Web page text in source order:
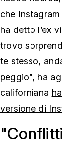
che
ha detto l’ex
trovo
te stesso,
peggio”, ha
californiana
versione di